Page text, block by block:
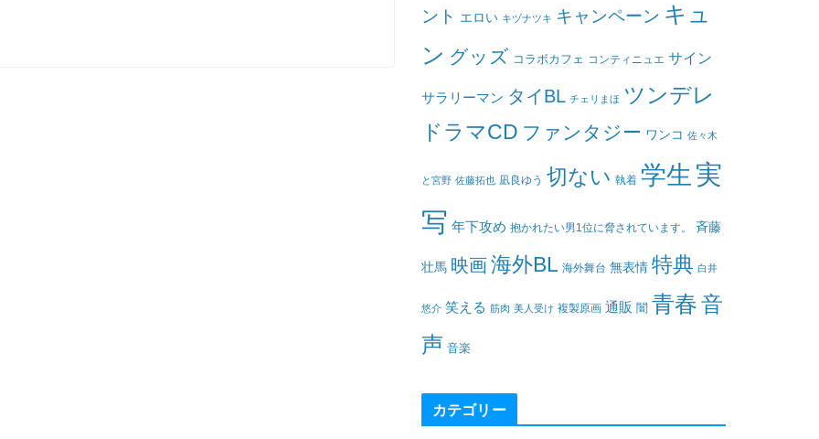
ント エロい キヅナツキ キャンペーン キュ
ン グッズ コラボカフェ コンティニュエ サイン
サラリーマン タイBL チェリまほ ツンデレ
ドラマCD ファンタジー ワンコ 佐々木
と宮野 佐藤拓也 凪良ゆう 切ない 執着 学生 実
写 年下攻め 抱かれたい男1位に脅されています。 斉藤
壮馬 映画海外BL 海外舞台 無表情 特典 白井
悠介 笑える 筋肉 美人受け 複製原画 通販 闇 青春音
声 音楽
カテゴリー